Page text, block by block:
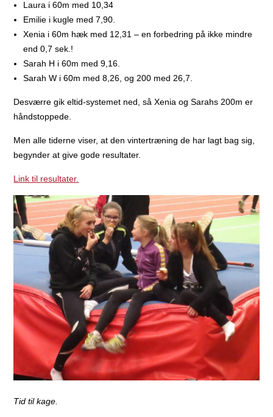
Laura i 60m med 10,34
Emilie i kugle med 7,90.
Xenia i 60m hæk med 12,31 – en forbedring på ikke mindre
end 0,7 sek.!
Sarah H i 60m med 9,16.
Sarah W i 60m med 8,26, og 200 med 26,7.
Desværre gik eltid-systemet ned, så Xenia og Sarahs 200m er
håndstoppede.
Men alle tiderne viser, at den vintertræning de har lagt bag sig,
begynder at give gode resultater.
Link til resultater.
Tid til kage.